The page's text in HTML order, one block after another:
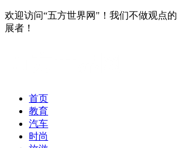
欢迎访问“五方世界网"！我们不做观点
展者！
首页
教育
汽车
时尚